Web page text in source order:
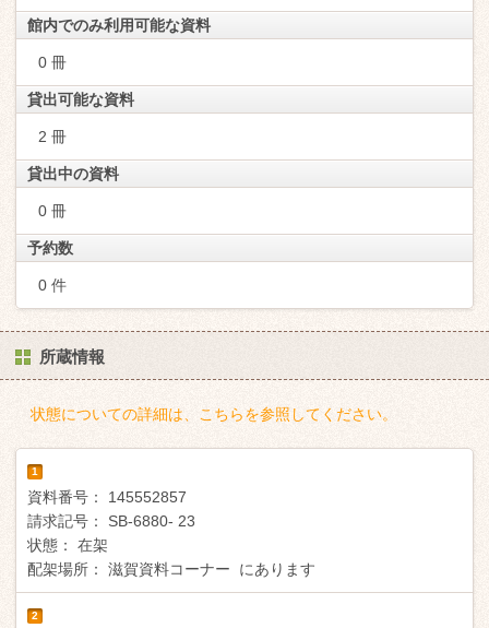
館内でのみ利用可能な資料
0 冊
貸出可能な資料
2 冊
貸出中の資料
0 冊
予約数
0 件
所蔵情報
状態についての詳細は、こちらを参照してください。
1
資料番号：
145552857
請求記号：
SB-6880- 23
状態：
在架
配架場所：
滋賀資料コーナー にあります
2